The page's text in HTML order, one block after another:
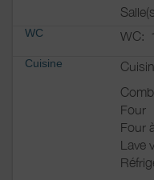
WC WC:
Cuisine
Four
Four
Lave